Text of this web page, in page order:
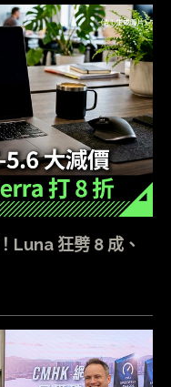
Luna 狂劈 8 成、